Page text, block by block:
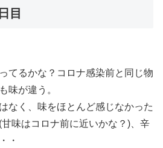
目
てるかな？コロナ感染前と同じ物
味が違う。
なく、味をほとんど感じなかった
味はコロナ前に近いかな？)、辛
・